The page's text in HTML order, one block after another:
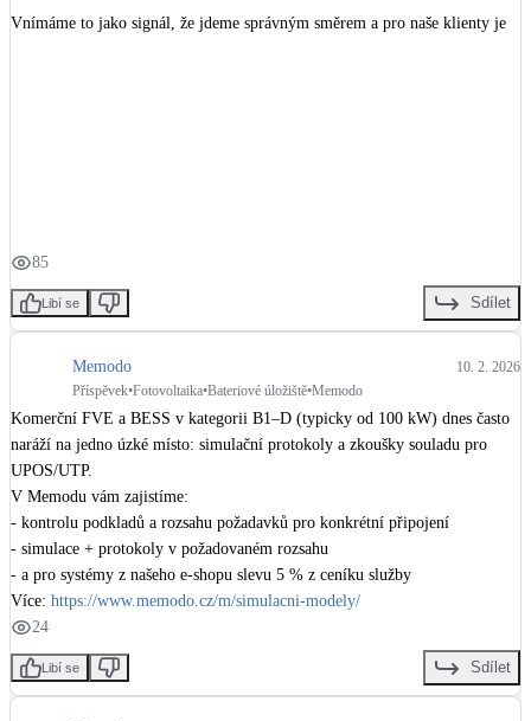
Rekonstrukce
Žaluzie, markýzy, pergoly
Šedá i černá odpadní voda
Kamna / krby
Doplňkové zdroje vytápění
Vnímáme to jako signál, že jdeme správným směrem a pro naše klienty je
85
Libí se Sdílet
Memodo
10. 2. 2026
Příspěvek•Fotovoltaika•Bateriové úložiště•Memodo
Komerční FVE a BESS v kategorii B1–D (typicky od 100 kW) dnes často
naráží na jedno úzké místo: simulační protokoly a zkoušky souladu pro
UPOS/UTP.
V Memodu vám zajistíme:
- kontrolu podkladů a rozsahu požadavků pro konkrétní připojení
- simulace + protokoly v požadovaném rozsahu
- a pro systémy z našeho e-shopu slevu 5 % z ceníku služby
Více: https://www.memodo.cz/m/simulacni-modely/
24
Libí se Sdílet